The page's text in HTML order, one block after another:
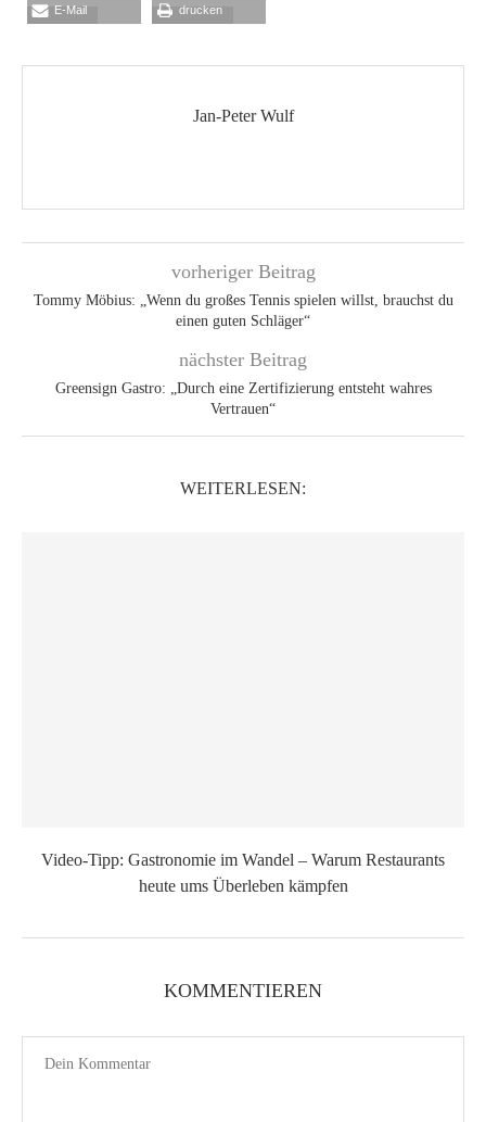
E-Mail drucken
Jan-Peter Wulf
vorheriger Beitrag
Tommy Möbius: „Wenn du großes Tennis spielen willst, brauchst du
einen guten Schläger“
nächster Beitrag
Greensign Gastro: „Durch eine Zertifizierung entsteht wahres
Vertrauen“
WEITERLESEN:
Video-Tipp: Gastronomie im Wandel – Warum Restaurants
heute ums Überleben kämpfen
KOMMENTIEREN